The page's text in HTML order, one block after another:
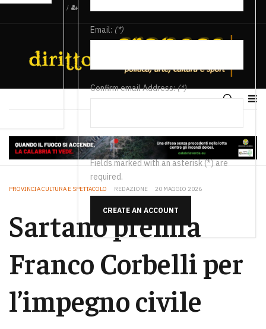
/
Email: (*)
Confirm email Address:(*)
Fields marked with an asterisk (*) are
required.
CREATE AN ACCOUNT
PROVINCIA CULTURA E SPETTACOLO REDAZIONE 20 MAGGIO 2026
Sartano premia
Franco Corbelli per
l’impegno civile